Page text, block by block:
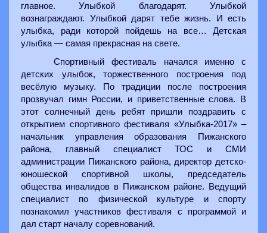
главное. Улыбкой благодарят. Улыбкой
вознаграждают. Улыбкой дарят тебе жизнь. И есть
улыбка, ради которой пойдешь на все… Детская
улыбка — самая прекрасная на свете.
Спортивный фестиваль начался именно с
детских улыбок, торжественного построения под
весёлую музыку. По традиции после построения
прозвучал гимн России, и приветственные слова. В
этот солнечный день ребят пришли поздравить с
открытием спортивного фестиваля «Улыбка-2017» –
начальник управления образования Пижанского
района, главный специалист ТОС и СМИ
администрации Пижанского района, директор детско-
юношеской спортивной школы, председатель
общества инвалидов в Пижанском районе. Ведущий
специалист по физической культуре и спорту
познакомил участников фестиваля с программой и
дал старт началу соревнований.